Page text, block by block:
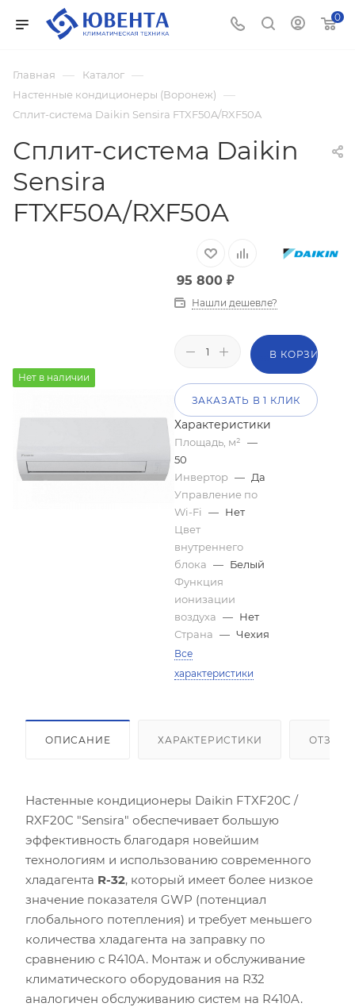
0
Главная — Каталог —
Настенные кондиционеры (Воронеж) —
Сплит-система Daikin Sensira FTXF50A/RXF50A
Сплит-система Daikin
Sensira
FTXF50A/RXF50A
Нет в наличии
95 800₽
Нашли дешевле?
В КОРЗИНУ
ЗАКАЗАТЬ В 1 КЛИК
Характеристики
Площадь, м² —
50
Инвертор — Да
Управление по
Wi-Fi
— Нет
Цвет
внутреннего
блока — Белый
Функция
ионизации
воздуха — Нет
Страна — Чехия
Все
характеристики
ОПИСАНИЕ ХАРАКТЕРИСТИКИ
Настенные кондиционеры Daikin FTXF20C /
RXF20C "Sensira" обеспечивает большую
эффективность благодаря новейшим
технологиям и использованию современного
хладагента R-32, который имеет более низкое
значение показателя GWP (потенциал
глобального потепления) и требует меньшего
количества хладагента на заправку по
сравнению с R410A. Монтаж и обслуживание
климатического оборудования на R32
аналогичен обслуживанию систем на R410A.